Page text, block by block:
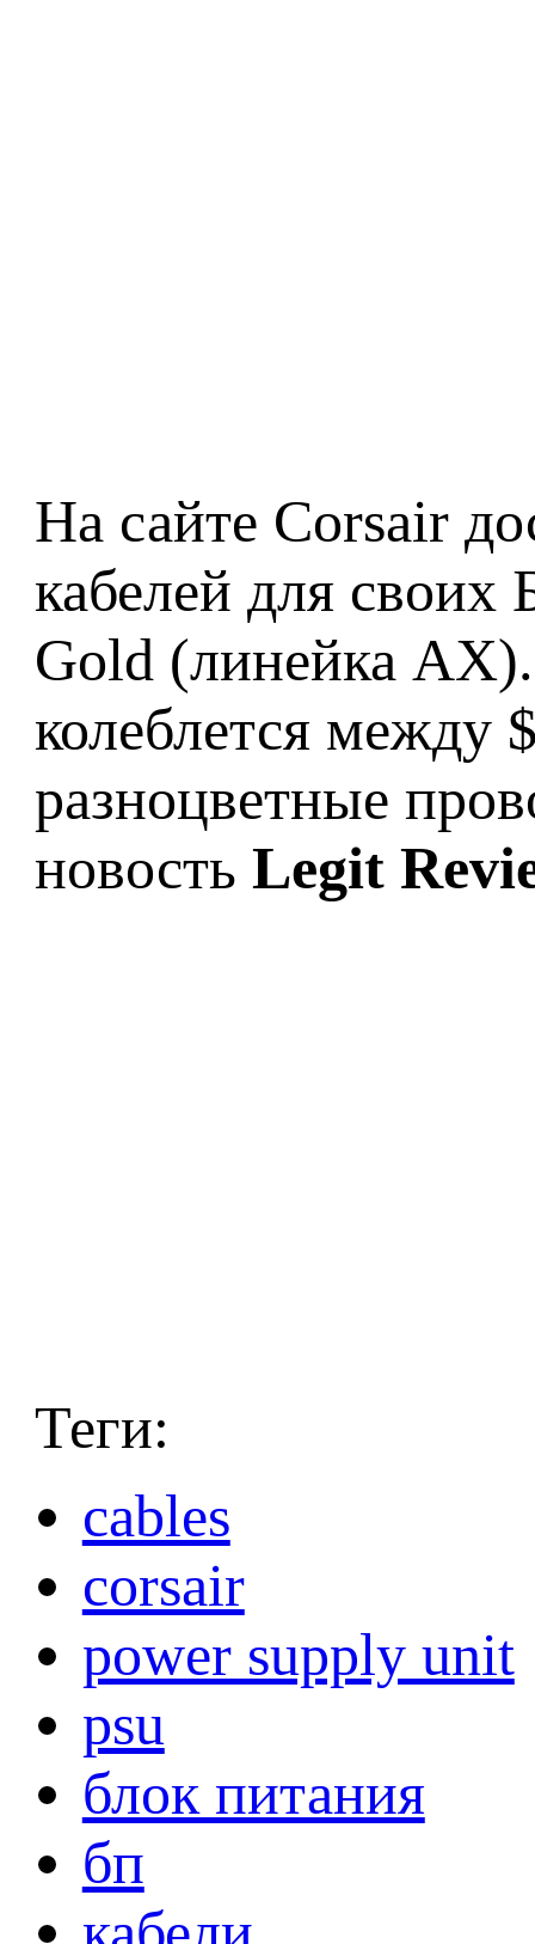
На сайте Corsair
кабелей для
Gold (линейка
колеблется между
разноцветные
новость Legit
Теги:
cables
corsair
power supply unit
psu
блок питания
бп